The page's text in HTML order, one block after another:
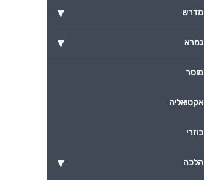
▾ מדרש
▾ גמרא
מוסר
אקטואליה
כוזרי
▾ הלכה